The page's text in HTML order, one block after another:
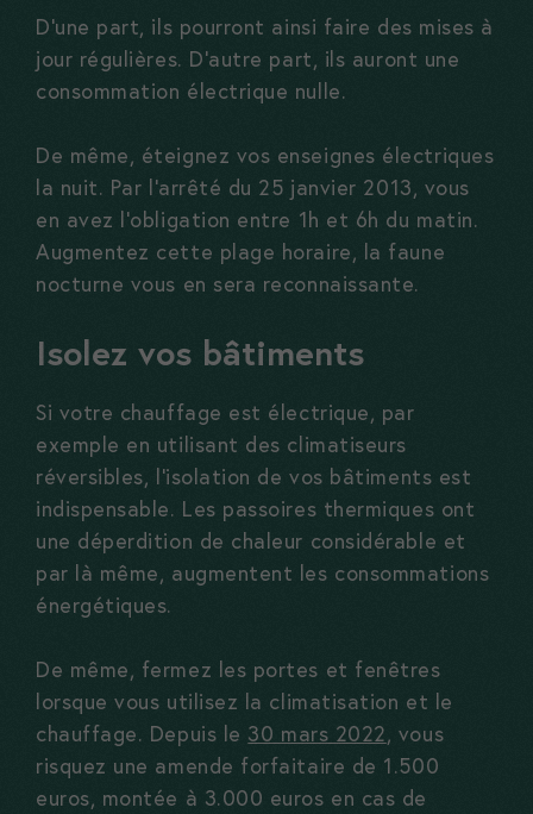
D’une part, ils pourront ainsi faire des mises à
jour régulières. D’autre part, ils auront une
consommation électrique nulle.
De même, éteignez vos enseignes électriques
la nuit. Par l’arrêté du 25 janvier 2013, vous
en avez l’obligation entre 1h et 6h du matin.
Augmentez cette plage horaire, la faune
nocturne vous en sera reconnaissante.
Isolez vos bâtiments
Si votre chauffage est électrique, par
exemple en utilisant des climatiseurs
réversibles, l’isolation de vos bâtiments est
indispensable. Les passoires thermiques ont
une déperdition de chaleur considérable et
par là même, augmentent les consommations
énergétiques.
De même, fermez les portes et fenêtres
lorsque vous utilisez la climatisation et le
chauffage. Depuis le 30 mars 2022, vous
risquez une amende forfaitaire de 1.500
euros, montée à 3.000 euros en cas de